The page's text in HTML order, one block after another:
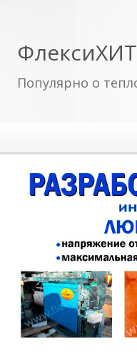
ФлексиХИТ
Популярно о